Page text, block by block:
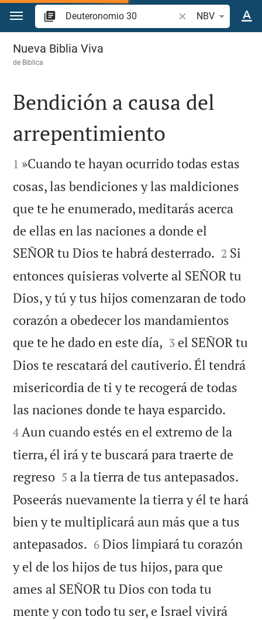
Ir a un contenido
Buscar versículo
NBV
Deuteronomio 30
Nueva Biblia Viva
de Biblica

Bendición a causa del
arrepentimiento

1 »Cuando te hayan ocurrido todas estas
cosas, las bendiciones y las maldiciones
que te he enumerado, meditarás acerca
de ellas en las naciones a donde el
SEÑOR tu Dios te habrá desterrado. 

2 Si
entonces quisieras volverte al SEÑOR tu
Dios, y tú y tus hijos comenzaran de todo
corazón a obedecer los mandamientos
que te he dado en este día, 

3 el SEÑOR tu
Dios te rescatará del cautiverio. Él tendrá
misericordia de ti y te recogerá de todas
las naciones donde te haya esparcido.
4 Aun cuando estés en el extremo de la
tierra, él irá y te buscará para traerte de
regreso
5 a la tierra de tus antepasados.
Poseerás nuevamente la tierra y él te hará
bien y te multiplicará aun más que a tus
antepasados. 

6 Dios limpiará tu corazón
y el de los hijos de tus hijos, para que
ames al SEÑOR tu Dios con toda tu
mente y con todo tu ser, e Israel vivirá